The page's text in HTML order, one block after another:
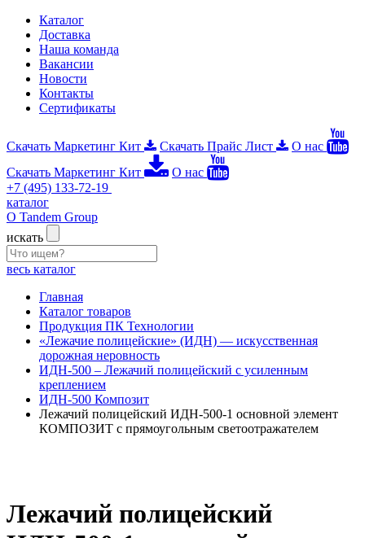
Каталог
Доставка
Наша команда
Вакансии
Новости
Контакты
Сертификаты
Скачать Маркетинг Кит Скачать Прайс Лист
О нас
Скачать Маркетинг Кит
О нас
+7 (495) 133-72-19
каталог
О Tandem Group
искать
весь каталог
Главная
Каталог товаров
Продукция ПК Технологии
«Лежачие полицейские» (ИДН) — искусственная
дорожная неровность
ИДН-500 – Лежачий полицейский с усиленным
креплением
ИДН-500 Композит
Лежачий полицейский ИДН-500-1 основной элемент
КОМПОЗИТ с прямоугольным светоотражателем
Лежачий полицейский